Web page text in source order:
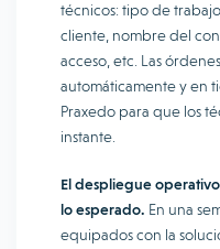
técnicos: tipo de
cliente, nombre del
acceso, etc. Las
automáticamente y en
Praxedo para que los
instante.
El despliegue
lo esperado. En una
equipados con la